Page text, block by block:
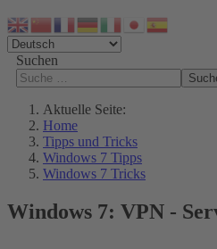
Suchen
Aktuelle Seite:
Home
Tipps und Tricks
Windows 7 Tipps
Windows 7 Tricks
Windows 7: VPN -